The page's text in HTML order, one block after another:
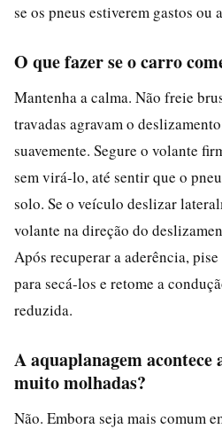
se os pneus estiverem gastos ou
O que fazer se o carro
Mantenha a calma. Não freie
travadas agravam o
suavemente. Segure o volante
sem virá-lo, até sentir que o
solo. Se o veículo deslizar
volante na direção do
Após recuperar a aderência,
para secá-los e retome a
reduzida.
A aquaplanagem acontece
muito molhadas?
Não. Embora seja mais comum